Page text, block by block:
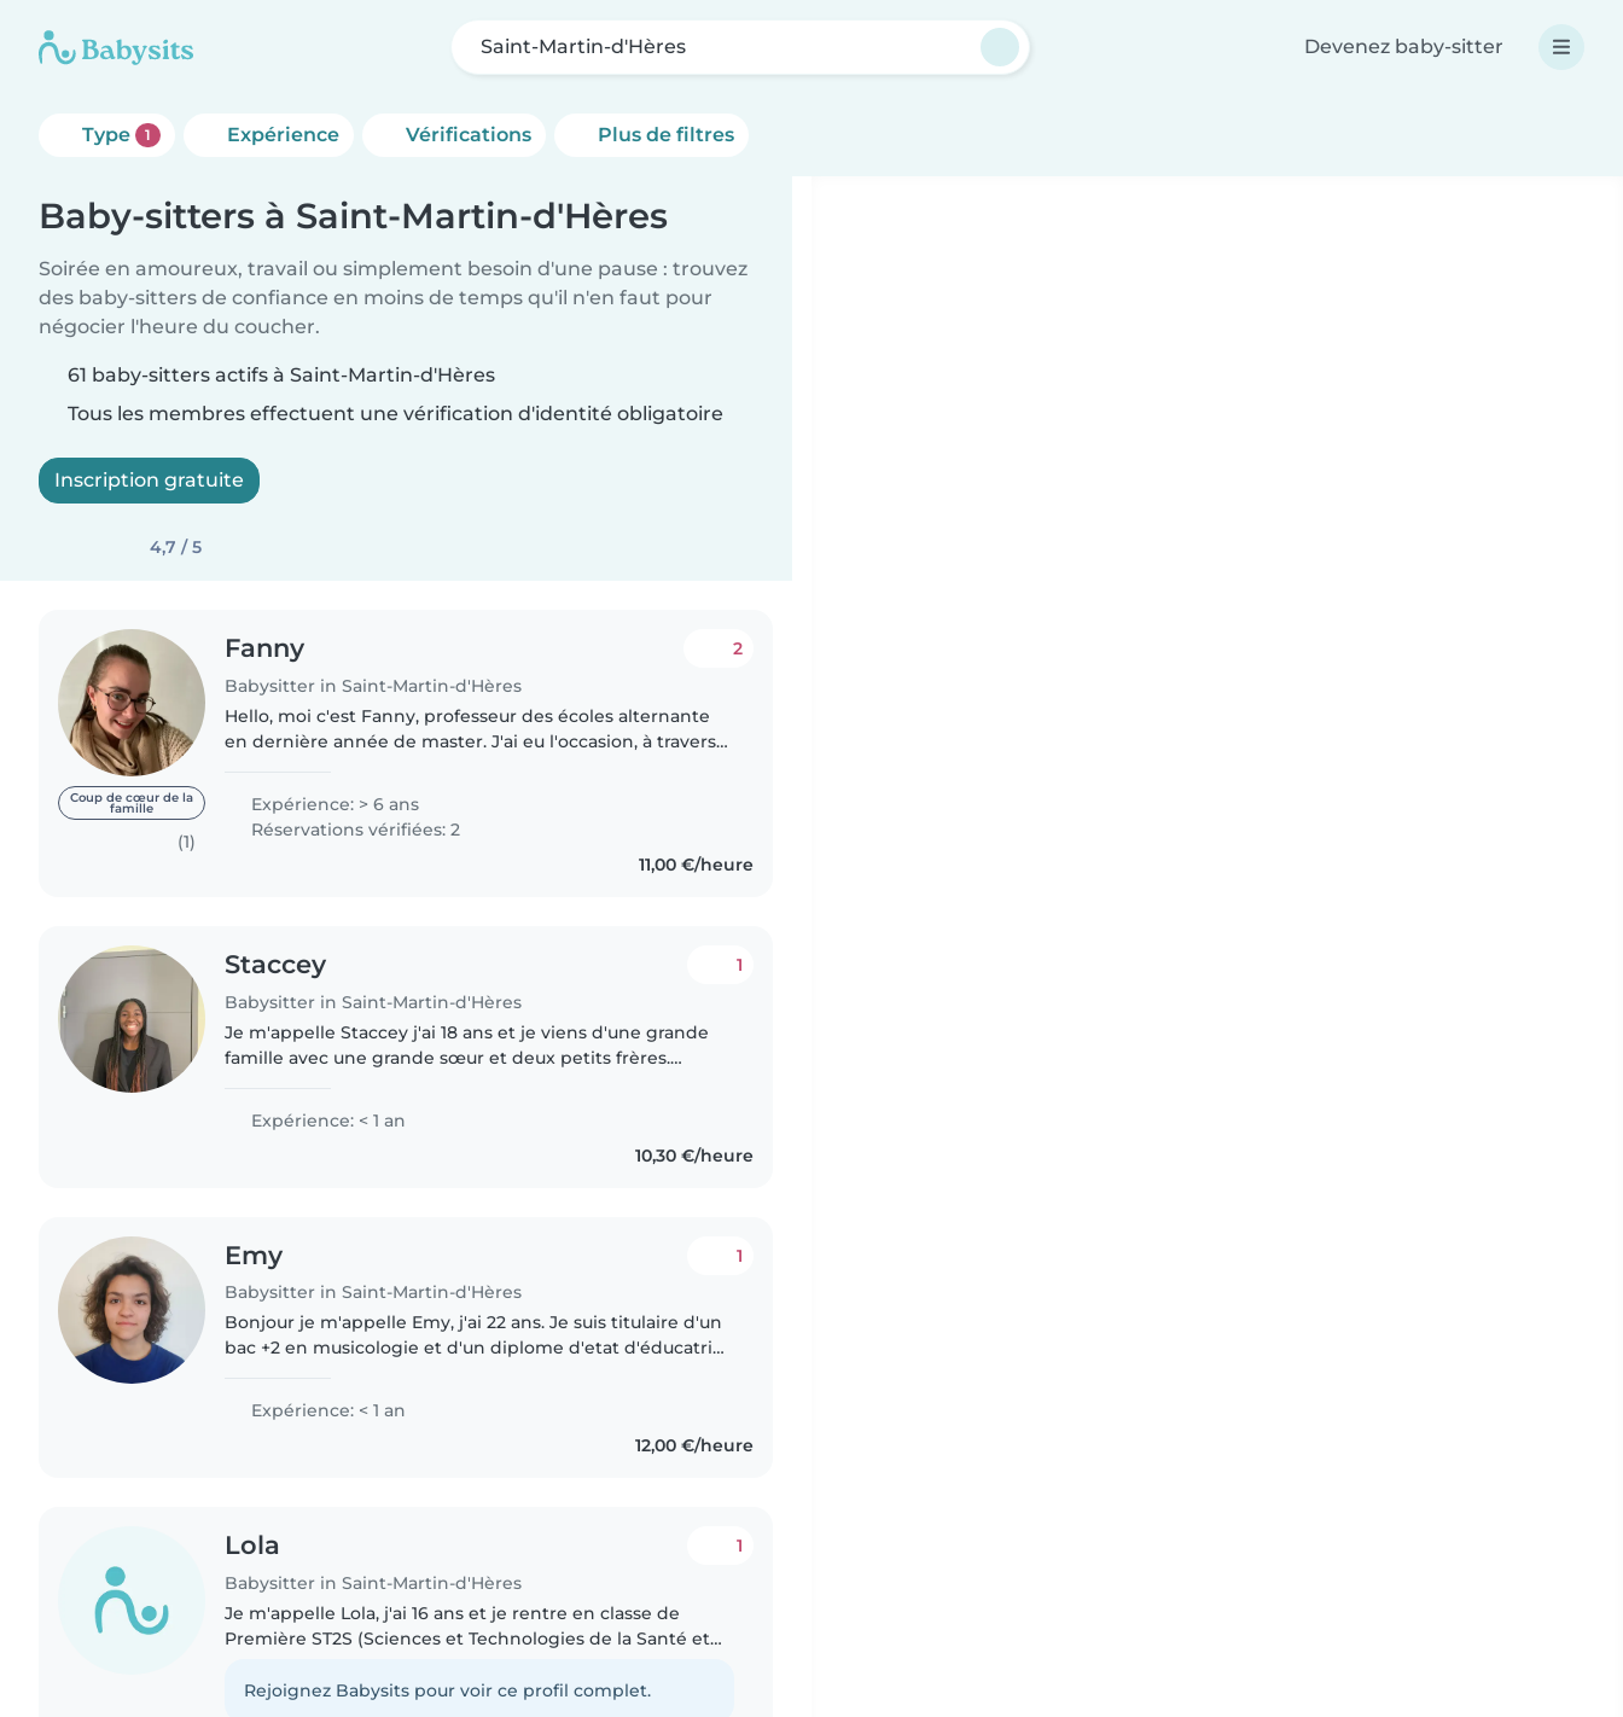
Saint-Martin-d'Hères Devenez baby-sitter
Type 1 Expérience Vérifications Plus de filtres
Baby-sitters à Saint-Martin-d'Hères
Soirée en amoureux, travail ou simplement besoin d'une pause : trouvez
des baby-sitters de confiance en moins de temps qu'il n'en faut pour
négocier l'heure du coucher.
61 baby-sitters actifs à Saint-Martin-d'Hères
Tous les membres effectuent une vérification d'identité obligatoire
Inscription gratuite
4,7 / 5
Coup de cœur de la
famille
(1)
Fanny
Babysitter in Saint-Martin-d'Hères
2
Hello, moi c'est Fanny, professeur des écoles alternante
en dernière année de master. J'ai eu l'occasion, à travers
de nombreux..
Expérience: > 6 ans
Réservations vérifiées: 2
11,00 €/heure
Staccey
Babysitter in Saint-Martin-d'Hères
1
Je m'appelle Staccey j'ai 18 ans et je viens d'une grande
famille avec une grande sœur et deux petits frères.
Expérience: < 1 an
10,30 €/heure
Emy
Babysitter in Saint-Martin-d'Hères
1
Bonjour je m'appelle Emy, j'ai 22 ans. Je suis titulaire d'un
bac +2 en musicologie et d'un diplome d'etat d'éducatrice
Expérience: < 1 an
12,00 €/heure
Lola
Babysitter in Saint-Martin-d'Hères
1
Je m'appelle Lola, j'ai 16 ans et je rentre en classe de
Première ST2S (Sciences et Technologies de la Santé et
prendre soin..
Rejoignez Babysits pour voir ce profil complet.